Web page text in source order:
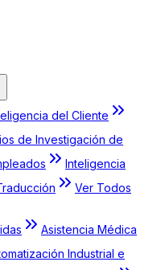
del Cliente
de Investigación de
Inteligencia
Ver Todos
Asistencia Médica
Industrial e